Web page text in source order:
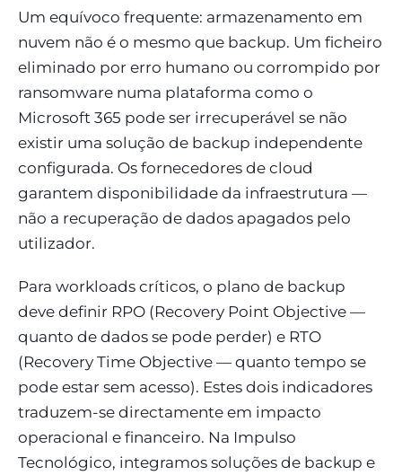
Um equívoco frequente: armazenamento em
nuvem não é o mesmo que backup. Um ficheiro
eliminado por erro humano ou corrompido por
ransomware numa plataforma como o
Microsoft 365 pode ser irrecuperável se não
existir uma solução de backup independente
configurada. Os fornecedores de cloud
garantem disponibilidade da infraestrutura —
não a recuperação de dados apagados pelo
utilizador.
Para workloads críticos, o plano de backup
deve definir RPO (Recovery Point Objective —
quanto de dados se pode perder) e RTO
(Recovery Time Objective — quanto tempo se
pode estar sem acesso). Estes dois indicadores
traduzem-se directamente em impacto
operacional e financeiro. Na Impulso
Tecnológico, integramos soluções de backup e